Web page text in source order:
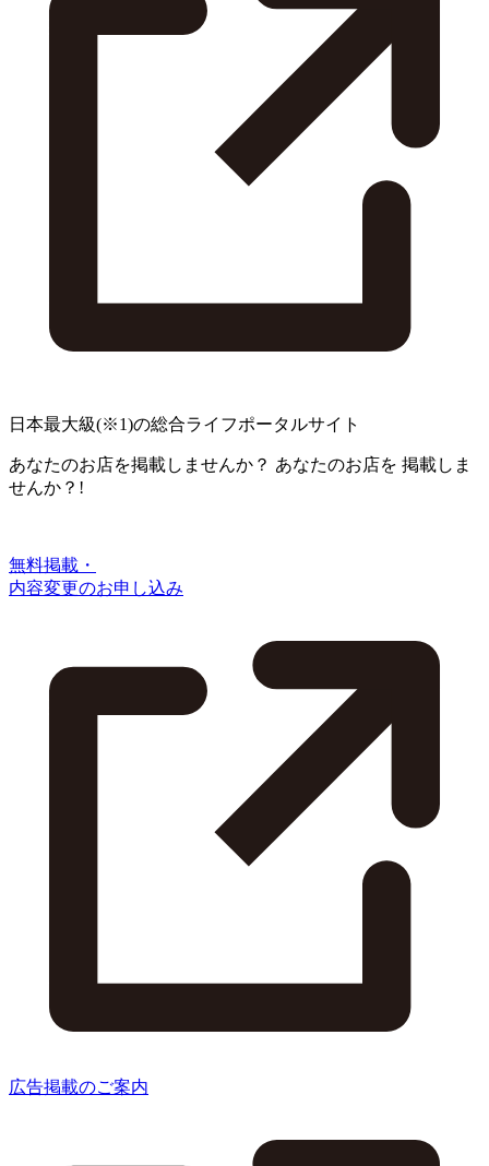
日本最大級(※1)の総合ライフポータルサイト
あなたのお店を掲載しませんか？ あなたのお店を 掲載しま
せんか？!
無料掲載・
内容変更のお申し込み
広告掲載のご案内